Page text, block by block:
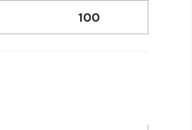
100